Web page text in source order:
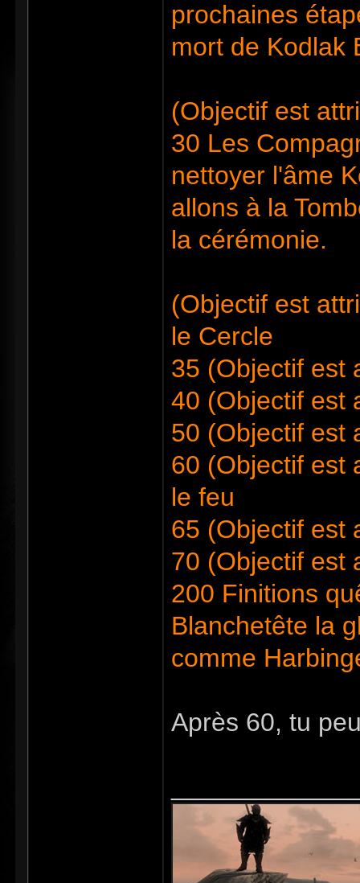
prochaines
mort de Kodlak
(Objectif est
30 Les
nettoyer l'âme
allons à la
la cérémonie.
(Objectif est
le Cercle
35 (Objectif est
40 (Objectif est
50 (Objectif est
60 (Objectif est
le feu
65 (Objectif est
70 (Objectif est
200 Finitions
Blanchetête la
comme
Après 60, tu